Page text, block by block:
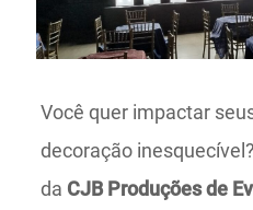
Você quer impactar
decoração
da CJB Produções de